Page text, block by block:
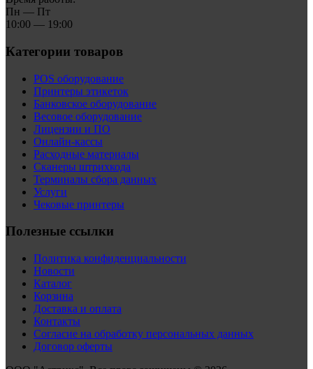
Пн — Пт
10:00 — 19:00
Категории товаров
POS оборудование
Принтеры этикеток
Банковское оборудование
Весовое оборудование
Лицензии и ПО
Онлайн-кассы
Расходные материалы
Сканеры штрихкода
Терминалы сбора данных
Услуги
Чековые принтеры
Полезные ссылки
Политика конфиденциальности
Новости
Каталог
Корзина
Доставка и оплата
Контакты
Согласие на обработку персональных данных
Договор оферты